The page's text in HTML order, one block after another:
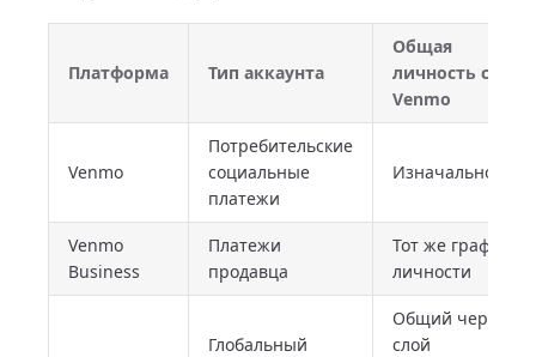
Платформа Тип аккаунта
Общая
личность с
Venmo
Venmo
Потребительские
социальные
платежи
Изначально
Venmo
Business
Платежи
продавца
Тот же граф
личности
Глобальный
Общий через
слой